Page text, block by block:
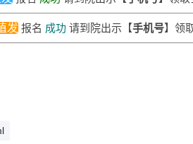
发报名成功请到院出示【手机号】领
报名成功请到院出示【手机号】领取